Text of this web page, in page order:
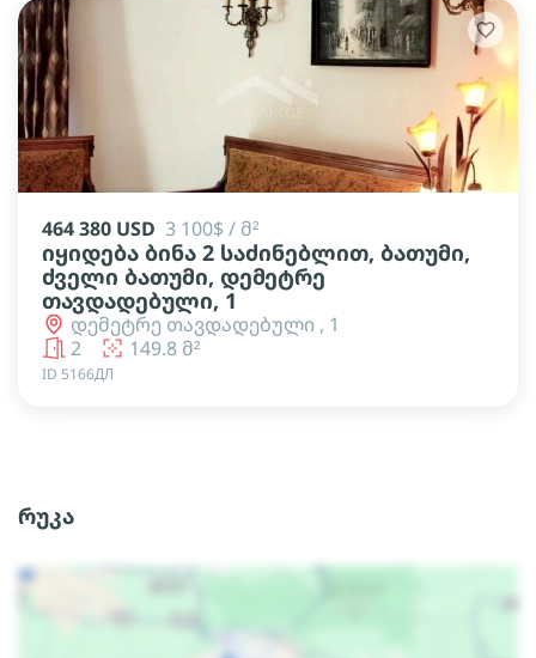
464 380 USD 3 100$ / მ²
იყიდება ბინა 2 საძინებლით, ბათუმი,
ძველი ბათუმი, დემეტრე
თავდადებული, 1
დემეტრე თავდადებული , 1
2
149.8 მ²
ID 5166ДЛ
რუკა